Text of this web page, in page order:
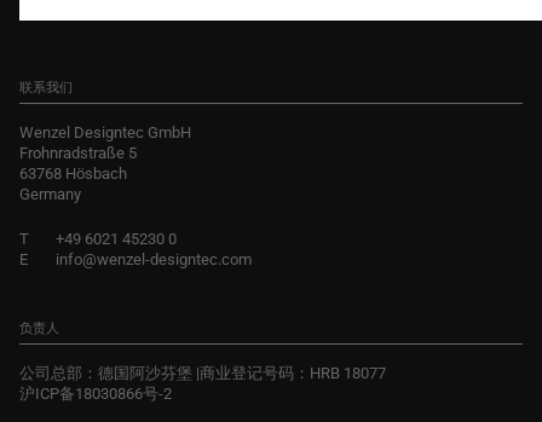
联系我们
Wenzel Designtec GmbH
Frohnradstraße 5
63768 Hösbach
Germany
T
+49 6021 45230 0
E
info@wenzel-designtec.com
负责人
公司总部：德国阿沙芬堡 |商业登记号码：HRB 18077
沪ICP备18030866号-2